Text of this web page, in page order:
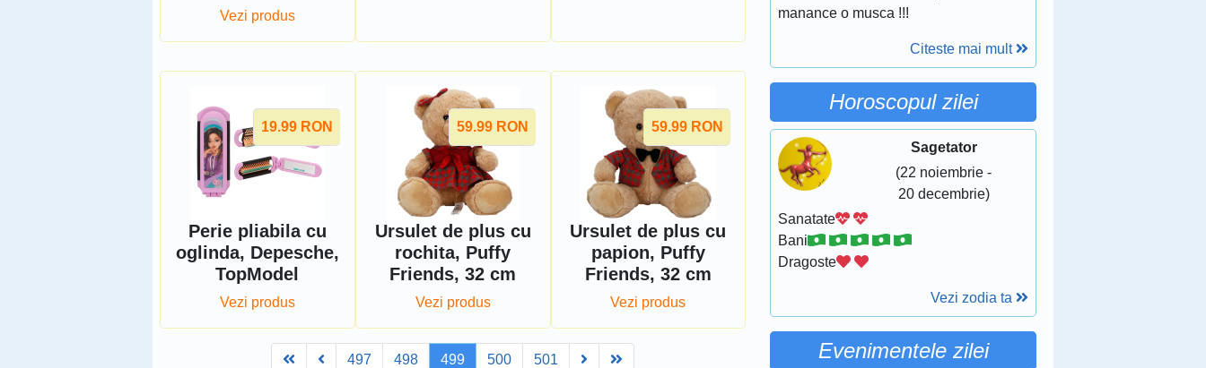
Vezi produs
19.99 RON
Perie pliabila cu
oglinda, Depesche,
TopModel
Vezi produs
59.99 RON
Ursulet de plus cu
rochita, Puffy
Friends, 32 cm
Vezi produs
59.99 RON
Ursulet de plus cu
papion, Puffy
Friends, 32 cm
Vezi produs
FirstPrev497 498 499 500 501 Next
manance o musca !!!
Citeste mai mult
Horoscopul zilei
Sagetator
(22 noiembrie -
20 decembrie)
Sanatate
Bani
Dragoste
Vezi zodia ta
Evenimentele zilei